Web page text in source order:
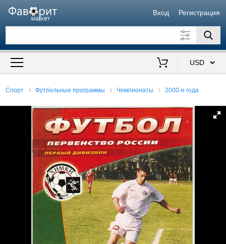
Вход Регистрация
Искать также в описании
Спорт Футбольные программы Чемпионаты 2000-е года